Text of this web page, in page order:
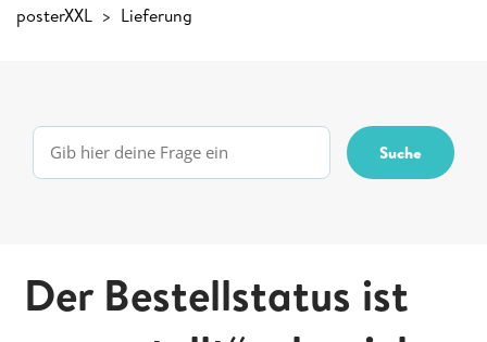
posterXXL Lieferung
Der Bestellstatus ist